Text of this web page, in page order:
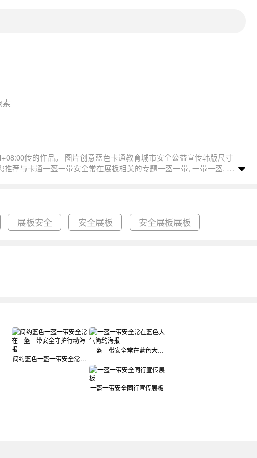
展板安全 安全展板 安全展板展板
简约蓝色一盔一带安全常在一盔一带安全守护行动海报
一盔一带安全常在蓝色大气简约海报
一盔一带安全同行宣传展板